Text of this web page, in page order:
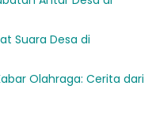
Suara Desa di
Olahraga: Cerita dari